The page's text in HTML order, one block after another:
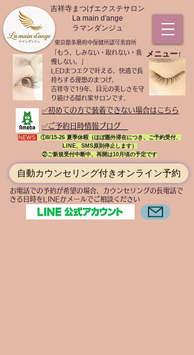
吉祥寺まつげエクステサロン
La main d'ange
ラマンダンジュ
東京都多磨府中保健所認可美容所
「もう、しみない・取れない・我
慢しない。」
LEDまつエクで叶える、快適で長
持ちする理想のまつげ。
吉祥寺で19年、目元の美しさを守
り続ける隠れ家サロンです。
​メニュー↑
​✅初めての方で装着できない場合はこちら
✅ご予約日時情報ブログ
自動カウンセリング付きオンライン予約
お電話での予約が希望の場合、カウンセリングの長電話で
きる日時をLINEかメールでご相談ください
NEWS
①8/15-26 夏季休暇（ほぼ圏外滞在につき、ご予約受付、
LINE、SMS原則停止します）
②ご新規受付中断中、再開は10月頃の予定です